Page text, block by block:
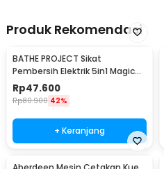
Produk Rekomendasi
BATHE PROJECT Sikat
Pembersih Elektrik 5in1 Magic
Brush Rechargeable - WQ8110
Rp47.600
Rp80.900 42%
+ Keranjang